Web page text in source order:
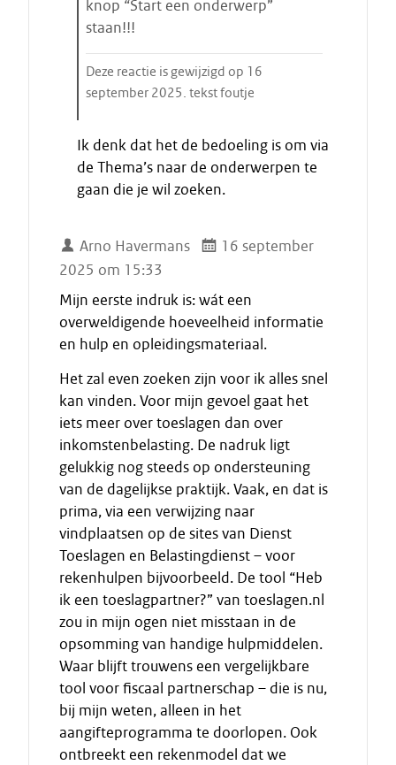
t
r
knop “Start een onderwerp”
staan!!!
Deze reactie is gewijzigd op 16
september 2025. tekst foutje
i
n
d
i
t
a
a
t
Ik denk dat het de bedoeling is om via
de Thema’s naar de onderwerpen te
gaan die je wil zoeken.
Arno Havermans
16 september
2025 om 15:33
Mijn eerste indruk is: wát een
overweldigende hoeveelheid informatie
en hulp en opleidingsmateriaal.
Het zal even zoeken zijn voor ik alles snel
kan vinden. Voor mijn gevoel gaat het
iets meer over toeslagen dan over
inkomstenbelasting. De nadruk ligt
gelukkig nog steeds op ondersteuning
van de dagelijkse praktijk. Vaak, en dat is
prima, via een verwijzing naar
vindplaatsen op de sites van Dienst
Toeslagen en Belastingdienst – voor
rekenhulpen bijvoorbeeld. De tool “Heb
ik een toeslagpartner?” van toeslagen.nl
zou in mijn ogen niet misstaan in de
opsomming van handige hulpmiddelen.
Waar blijft trouwens een vergelijkbare
tool voor fiscaal partnerschap – die is nu,
bij mijn weten, alleen in het
aangifteprogramma te doorlopen. Ook
ontbreekt een rekenmodel dat we